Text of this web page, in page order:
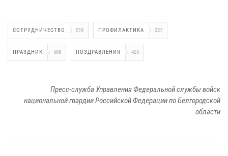
СОТРУДНИЧЕСТВО 519 ПРОФИЛАКТИКА 227
ПРАЗДНИК 598 ПОЗДРАВЛЕНИЯ 425
Пресс-служба Управления Федеральной службы войск
национальной гвардии Российской Федерации по Белгородской
области